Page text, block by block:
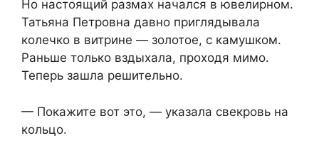
Но настоящий размах начался в ювелирном.
Татьяна Петровна давно приглядывала
колечко в витрине — золотое, с камушком.
Раньше только вздыхала, проходя мимо.
Теперь зашла решительно.
— Покажите вот это, — указала свекровь на
кольцо.